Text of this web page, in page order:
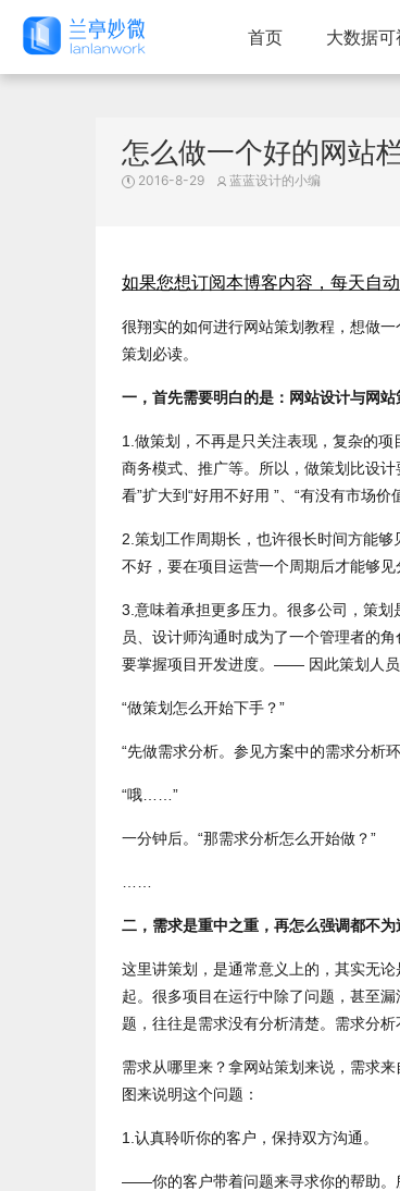
首页 大数据
怎么做一个好的网站
2016-8-29 蓝蓝设计的小编
如果您想订阅本博客内容，每天自
很翔实的如何进行网站策划教程，想做
策划必读。
一，首先需要明白的是：网站设计与网站
1.做策划，不再是只关注表现，复杂的
商务模式、推广等。所以，做策划比设
看”扩大到“好用不好用 ”、“有没有市场价
2.策划工作周期长，也许很长时间方能
不好，要在项目运营一个周期后才能够
3.意味着承担更多压力。很多公司，策
员、设计师沟通时成为了一个管理者的
要掌握项目开发进度。—— 因此策划人员
“做策划怎么开始下手？”
“先做需求分析。参见方案中的需求分析
“哦……”
一分钟后。“那需求分析怎么开始做？”
二，需求是重中之重，再怎么强调都不为
这里讲策划，是通常意义上的，其实无
起。很多项目在运行中除了问题，甚至
题，往往是需求没有分析清楚。需求分析
需求从哪里来？拿网站策划来说，需求
图来说明这个问题：
1.认真聆听你的客户，保持双方沟通。
——你的客户带着问题来寻求你的帮助。